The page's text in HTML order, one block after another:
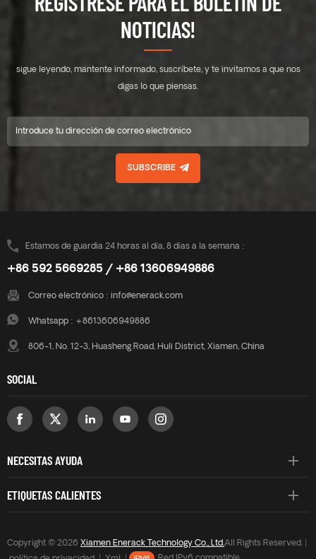
NOTICIAS!
sigue leyendo, mantente informado, suscríbete, y te invitamos a que nos
digas lo que piensas.
SUBSCRIBE
Estamos de guardia 24 horas al día, 8 días a la semana :
+86 592 5669285 / +86 13606949886
Correo electrónico : info@enerack.com
Whatsapp : +8613606949886
806-1, No. 12-3, Huasheng Road, Huli District, Xiamen, China
SOCIAL
NECESITAS AYUDA
ETIQUETAS CALIENTES
Copyright © 2026 Xiamen Enerack Technology Co., Ltd.All Rights Reserved. |